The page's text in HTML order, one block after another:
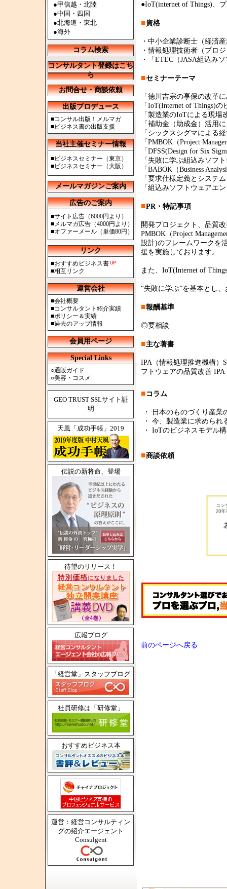
●甲信越・北陸
●中国・四国
●北海道・東北
●海外
コラム検索
コンサルタント登録はこち
ら
お問合せ・商談依頼
出版プロデュース
■コンサル出版！メルマガ
■ビジネス書の出版支援
当社主催セミナー情報
■ビジネスセミナー（東京）
■ビジネスセミナー（大阪）
メールマガジンご案内
広告のご案内
■サイト広告（6000円より）
■メルマガ広告（4000円より）
■オファーメール（単価80円）
リンク
■おすすめビジネス書
■相互リンク
運営会社
■会社概要
■コンサルタント紹介実績
■ポリシー＆実績
■過去のアップ情報
会員用ページ
Special Links
○通販ガイド
○美容・コスメ
GEO TRUST SSLサイト証
明
天風「成功手帳」2019
伝説の新将命、登場
待望のリリース！
広報ブログ
「経営堂」スタッフブログ
社員研修は「研修堂」
おすすめビジネス本
運営：経営コンサルティン
グの紹介エージェント
Consulgent
●IoT(internet of Things)、
■資格
・中小企業診断士（経済
・情報処理技術者（プロ
・「ETEC（JASA組込み
■セミナーテーマ
「徳川吉宗の享保の改革
「IoT(Internet of Things)
「製造業のIoTによる現
「補助金（助成金）活用
「シックスシグマによる
「PMBOK（Project
「DFSS(Design for Six
「失敗に学ぶ組込みソフ
「BABOK（Business
「要求仕様定義とシステ
「組込みソフトウェアエ
■PR・特記事項
開発プロジェクト、品質
PMBOK（Project
設計)のフレームワークを
援を実施しております。
また、IoT(Internet of
“失敗に学ぶ”を基本とし
■報酬基準
◎要相談
■主な著書
IPA（情報処理推進機構）
フトウェアの品質改善 IPA
■ コラム
・
日本のものづくり産業
・ 今、製造業に求められ
・ IoTのビジネスモデル
■商談依頼
前のページへ戻る